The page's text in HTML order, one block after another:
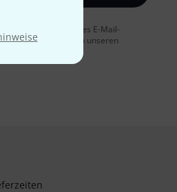
einer Messung des E-Mail-
finden Sie in unseren